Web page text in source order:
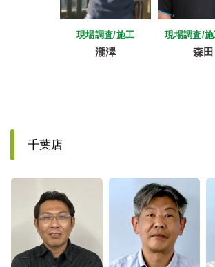
現場調査/施工
瀧澤
現場調査/
森田
千葉店